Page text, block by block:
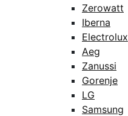
Zerowatt
Iberna
Electrolux
Aeg
Zanussi
Gorenje
LG
Samsung